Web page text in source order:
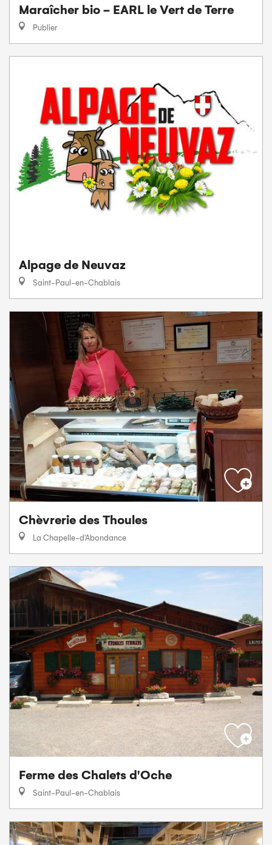
Maraîcher bio - EARL le Vert de Terre
Publier
Alpage de Neuvaz
Saint-Paul-en-Chablais
Chèvrerie des Thoules
La Chapelle-d'Abondance
Ferme des Chalets d'Oche
Saint-Paul-en-Chablais